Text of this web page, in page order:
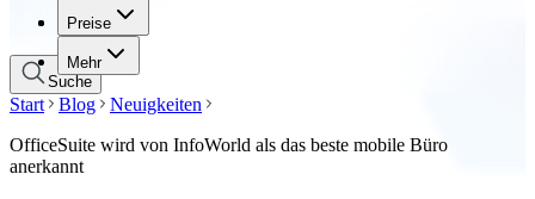
Preise
Mehr
Preise
Suche
Start Blog
Neuigkeiten
OfficeSuite wird von InfoWorld als das beste mobile Büro
anerkannt